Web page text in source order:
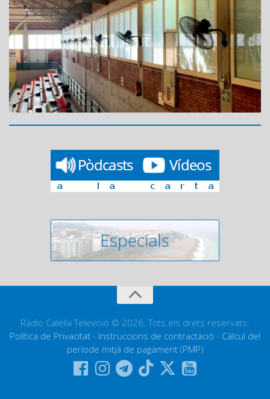
Ràdio Calella Televisió © 2026. Tots els drets reservats.
Política de Privacitat - Instruccions de contractació - Càlcul del
període mitjà de pagament (PMP)